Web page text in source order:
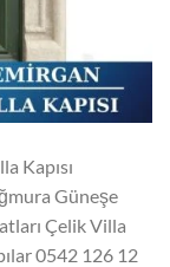
Kapısı
Güneşe
Çelik Villa
0542 126 12